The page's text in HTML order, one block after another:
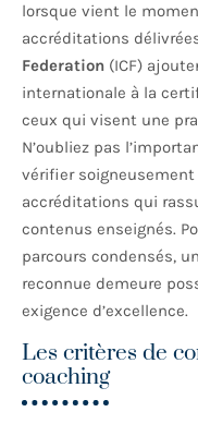
lorsque vient le
accréditations
Federation (ICF)
internationale à la
ceux qui visent une
N’oubliez pas
vérifier
accréditations qui
contenus enseignés.
parcours condensés,
reconnue demeure
exigence d’excellence.
Les critères de
coaching